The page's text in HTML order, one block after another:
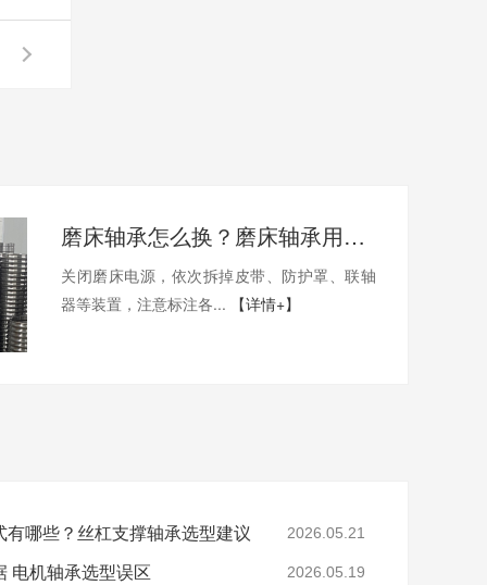
磨床轴承怎么换？磨床轴承用哪家的比较好？
关闭磨床电源，依次拆掉皮带、防护罩、联轴
器等装置，注意标注各...
【详情+】
哪些？丝杠支撑轴承选型建议 2026.05.21
电机轴承选型误区 2026.05.19